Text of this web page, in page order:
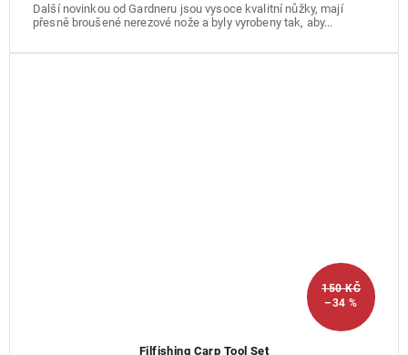
Další novinkou od Gardneru jsou vysoce kvalitní nůžky, mají
přesně broušené nerezové nože a byly vyrobeny tak, aby...
150 KČ
–34 %
Filfishing Carp Tool Set